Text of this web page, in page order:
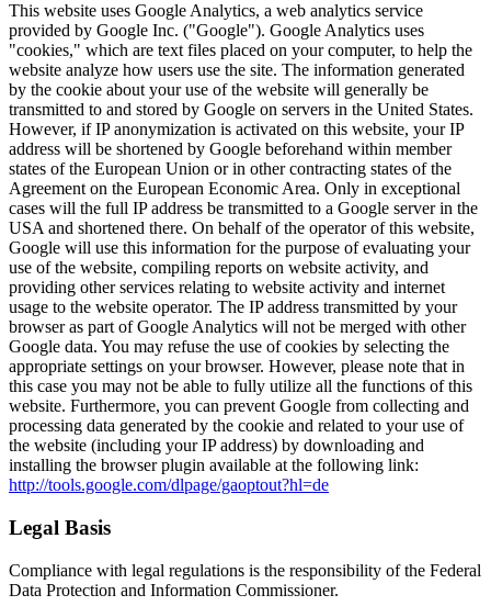
This website uses Google Analytics, a web analytics service
provided by Google Inc. ("Google"). Google Analytics uses
"cookies," which are text files placed on your computer, to help the
website analyze how users use the site. The information generated
by the cookie about your use of the website will generally be
transmitted to and stored by Google on servers in the United States.
However, if IP anonymization is activated on this website, your IP
address will be shortened by Google beforehand within member
states of the European Union or in other contracting states of the
Agreement on the European Economic Area. Only in exceptional
cases will the full IP address be transmitted to a Google server in the
USA and shortened there. On behalf of the operator of this website,
Google will use this information for the purpose of evaluating your
use of the website, compiling reports on website activity, and
providing other services relating to website activity and internet
usage to the website operator. The IP address transmitted by your
browser as part of Google Analytics will not be merged with other
Google data. You may refuse the use of cookies by selecting the
appropriate settings on your browser. However, please note that in
this case you may not be able to fully utilize all the functions of this
website. Furthermore, you can prevent Google from collecting and
processing data generated by the cookie and related to your use of
the website (including your IP address) by downloading and
installing the browser plugin available at the following link:
http://tools.google.com/dlpage/gaoptout?hl=de
Legal Basis
Compliance with legal regulations is the responsibility of the Federal
Data Protection and Information Commissioner.